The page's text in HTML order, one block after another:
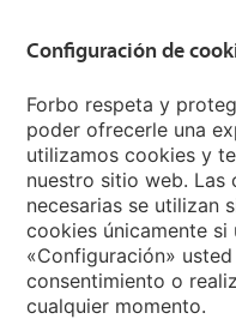
Forbo Flooring Systems
Forbo Movement Systems
Selecciona un país
Configuración de
Forbo respeta y
poder ofrecerle una
utilizamos cookies y
nuestro sitio web. Las
necesarias se utilizan
cookies únicamente si
«Configuración»
consentimiento o
cualquier momento.